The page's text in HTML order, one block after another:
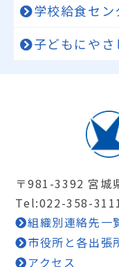
学校給食セン
子どもにやさ
〒981-3392 宮城
Tel:022-358-
組織別連絡先一
市役所と各出張
アクセス